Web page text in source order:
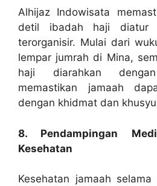
Alhijaz Indowisata
detil ibadah haji diatur
terorganisir. Mulai dari
lempar jumrah di Mina,
haji diarahkan
memastikan jamaah
dengan khidmat dan
8. Pendampingan
Kesehatan
Kesehatan jamaah